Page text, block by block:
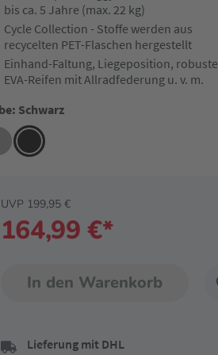
bis ca. 5 Jahre (max. 22 kg)
Cycle Collection - Stoffe werden aus
recycelten PET-Flaschen hergestellt
Einhand-Faltung, Liegeposition, robuste
EVA-Reifen mit Allradfederung u. v. m.
Schwarz
164,99 €*
UVP 199,95 €
In den Warenkorb
Lieferung mit DHL